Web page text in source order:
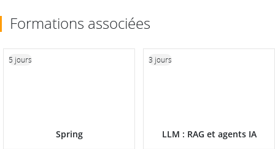
Formations associées
Spring
5 jours
LLM : RAG et agents IA
3 jours